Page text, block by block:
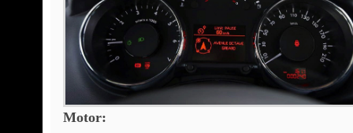
Motor: